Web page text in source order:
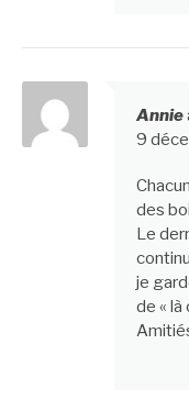
Annie
9
des
Le
je
de « là